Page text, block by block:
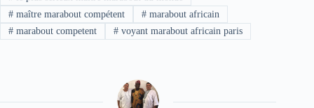
#maître marabout compétent #marabout africain
#marabout competent #voyant marabout africain paris